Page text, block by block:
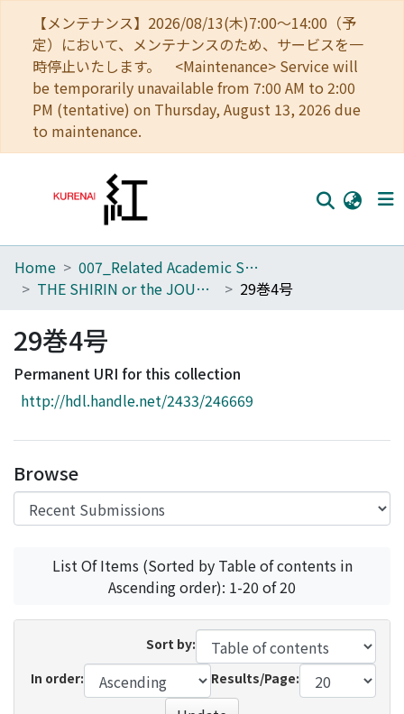
【メンテナンス】2026/08/13(木)7:00～14:00（予
定）において、メンテナンスのため、サービスを一
時停止いたします。 <Maintenance> Service will
be temporarily unavailable from 7:00 AM to 2:00
PM (tentative) on Thursday, August 13, 2026 due
to maintenance.
Home
Browse
Download Ranking
Access Statistics
Home
007_Related Academic Societies
THE SHIRIN or the JOURNAL OF HISTORY
29巻4号
29巻4号
Permanent URI for this collection
http://hdl.handle.net/2433/246669
Browse
List Of Items (Sorted by Table of contents in
Ascending order): 1-20 of 20
Sort by:
In order:
Results/Page: